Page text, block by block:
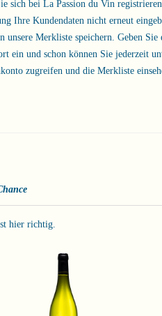
sich bei La Passion du Vin
Ihre Kundendaten nicht erneut
unsere Merkliste speichern. Geben Sie
ein und schon können Sie jederzeit
zugreifen und die Merkliste
hier richtig.